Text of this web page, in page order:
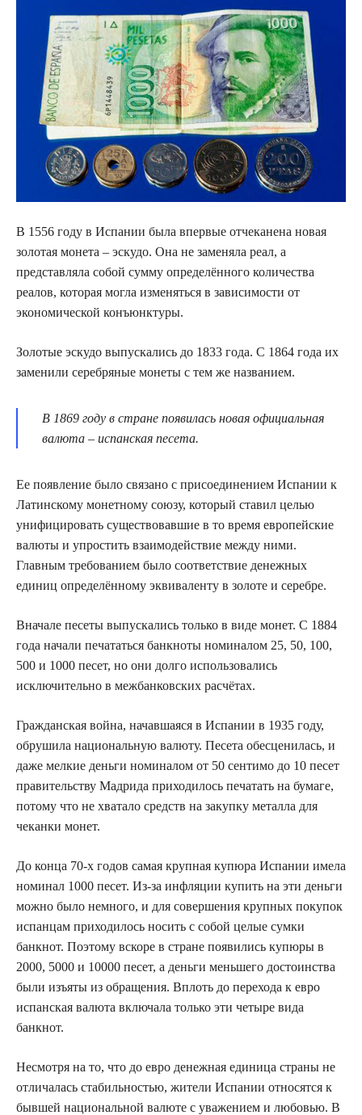
В 1556 году в Испании была впервые отчеканена новая
золотая монета – эскудо. Она не заменяла реал, а
представляла собой сумму определённого количества
реалов, которая могла изменяться в зависимости от
экономической конъюнктуры.
Золотые эскудо выпускались до 1833 года. С 1864 года их
заменили серебряные монеты с тем же названием.
В 1869 году в стране появилась новая официальная
валюта – испанская песета.
Ее появление было связано с присоединением Испании к
Латинскому монетному союзу, который ставил целью
унифицировать существовавшие в то время европейские
валюты и упростить взаимодействие между ними.
Главным требованием было соответствие денежных
единиц определённому эквиваленту в золоте и серебре.
Вначале песеты выпускались только в виде монет. С 1884
года начали печататься банкноты номиналом 25, 50, 100,
500 и 1000 песет, но они долго использовались
исключительно в межбанковских расчётах.
Гражданская война, начавшаяся в Испании в 1935 году,
обрушила национальную валюту. Песета обесценилась, и
даже мелкие деньги номиналом от 50 сентимо до 10 песет
правительству Мадрида приходилось печатать на бумаге,
потому что не хватало средств на закупку металла для
чеканки монет.
До конца 70-х годов самая крупная купюра Испании имела
номинал 1000 песет. Из-за инфляции купить на эти деньги
можно было немного, и для совершения крупных покупок
испанцам приходилось носить с собой целые сумки
банкнот. Поэтому вскоре в стране появились купюры в
2000, 5000 и 10000 песет, а деньги меньшего достоинства
были изъяты из обращения. Вплоть до перехода к евро
испанская валюта включала только эти четыре вида
банкнот.
Несмотря на то, что до евро денежная единица страны не
отличалась стабильностью, жители Испании относятся к
бывшей национальной валюте с уважением и любовью. В